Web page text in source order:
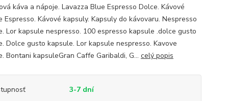
káva a nápoje. Lavazza Blue Espresso Dolce. Kávové
Espresso. Kávové kapsuly. Kapsuly do kávovaru. Nespresso
Lor kapsule nespresso. 100 espresso kapsule .dolce gusto
Dolce gusto kapsule. Lor kapsule nespresso. Kavove
Bontani kapsuleGran Caffe Garibaldi, G... celý popis
3-7 dní